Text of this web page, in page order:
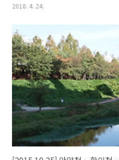
2010년 2월 프로젝트가 끝나고 덜컥 해
일사천리로 이루어지며 3월에 떠났던
았지만 몸이 준비가 안되어 북섬 오클랜
제가 생기면서 장대한? 나의 여행은 풍
전거 탄 날은 얼마 되지 않고 버스로만
2018. 4. 24.